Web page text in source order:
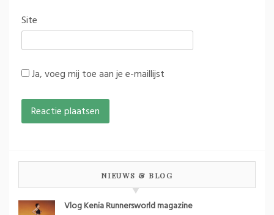
Site
Ja, voeg mij toe aan je e-maillijst
NIEUWS & BLOG
Vlog Kenia Runnersworld magazine